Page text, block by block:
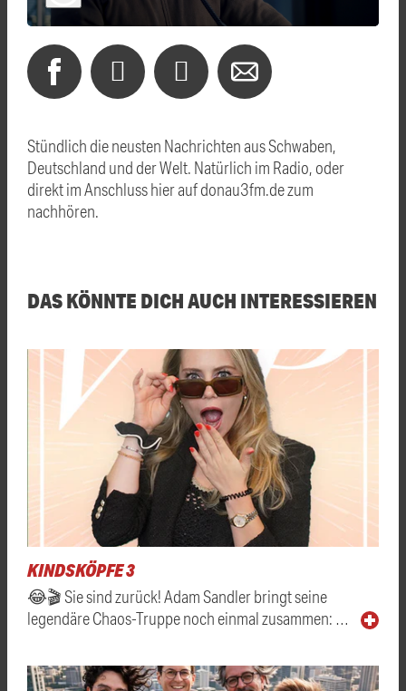
Stündlich die neusten Nachrichten aus Schwaben,
Deutschland und der Welt. Natürlich im Radio, oder
direkt im Anschluss hier auf donau3fm.de zum
nachhören.
DAS KÖNNTE DICH AUCH INTERESSIEREN
KINDSKÖPFE 3
😂🎬 Sie sind zurück! Adam Sandler bringt seine
legendäre Chaos-Truppe noch einmal zusammen: …